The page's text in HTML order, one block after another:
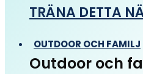
TRÄNA DETTA
OUTDOOR OCH FAMILJ
Outdoor och